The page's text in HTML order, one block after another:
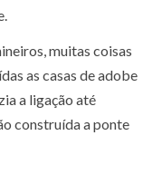
muitas coisas
as casas de adobe
a ligação até
construída a ponte